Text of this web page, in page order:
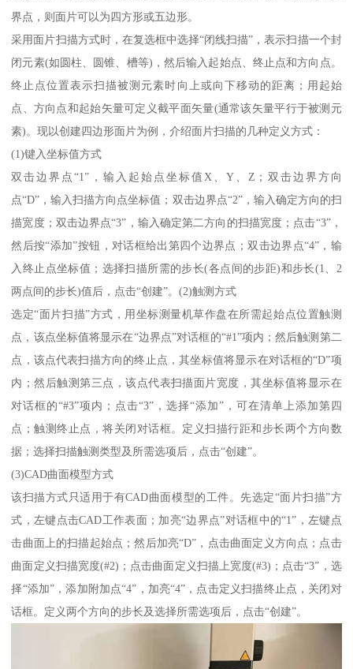
界点，则面片可以为四方形或五边形。
采用面片扫描方式时，在复选框中选择“闭线扫描”，表示扫描一个封
闭元素(如圆柱、圆锥、槽等)，然后输入起始点、终止点和方向点。
终止点位置表示扫描被测元素时向上或向下移动的距离；用起始
点、方向点和起始矢量可定义截平面矢量(通常该矢量平行于被测元
素)。现以创建四边形面片为例，介绍面片扫描的几种定义方式：
(1)键入坐标值方式
双击边界点“1”，输入起始点坐标值X、Y、Z；双击边界方向
点“D”，输入扫描方向点坐标值；双击边界点“2”，输入确定方向的扫
描宽度；双击边界点“3”，输入确定第二方向的扫描宽度；点击“3”，
然后按“添加”按钮，对话框给出第四个边界点；双击边界点“4”，输
入终止点坐标值；选择扫描所需的步长(各点间的步距)和步长(1、2
两点间的步长)值后，点击“创建”。(2)触测方式
选定“面片扫描”方式，用坐标测量机草作盘在所需起始点位置触测
点，该点坐标值将显示在“边界点”对话框的“#1”项内；然后触测第二
点，该点代表扫描方向的终止点，其坐标值将显示在对话框的“D”项
内；然后触测第三点，该点代表扫描面片宽度，其坐标值将显示在
对话框的“#3”项内；点击“3”，选择“添加”，可在清单上添加第四
点；触测终止点，将关闭对话框。定义扫描行距和步长两个方向数
据；选择扫描触测类型及所需选项后，点击“创建”。
(3)CAD曲面模型方式
该扫描方式只适用于有CAD曲面模型的工件。先选定“面片扫描”方
式，左键点击CAD工作表面；加亮“边界点”对话框中的“1”，左键点
击曲面上的扫描起始点；然后加亮“D”，点击曲面定义方向点；点击
曲面定义扫描宽度(#2)；点击曲面定义扫描上宽度(#3)；点击“3”，选
择“添加”，添加附加点“4”，加亮“4”，点击定义扫描终止点，关闭对
话框。定义两个方向的步长及选择所需选项后，点击“创建”。